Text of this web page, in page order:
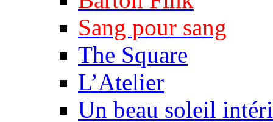
Sang pour sang
The Square
L’Atelier
Un beau soleil